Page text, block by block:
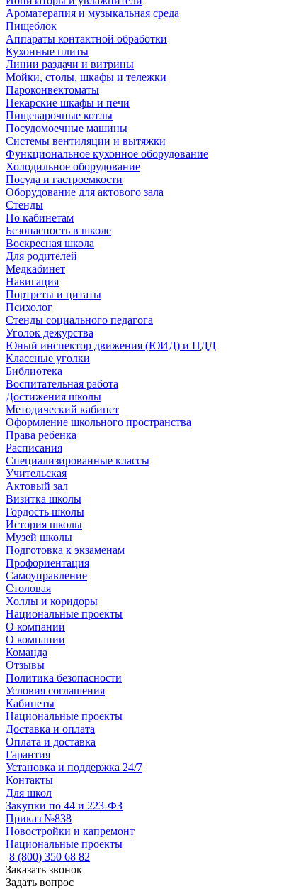
Ароматерапия и музыкальная среда
Пищеблок
Аппараты контактной обработки
Кухонные плиты
Линии раздачи и витрины
Мойки, столы, шкафы и тележки
Пароконвектоматы
Пекарские шкафы и печи
Пищеварочные котлы
Посудомоечные машины
Системы вентиляции и вытяжки
Функциональное кухонное оборудование
Холодильное оборудование
Посуда и гастроемкости
Оборудование для актового зала
Стенды
По кабинетам
Безопасность в школе
Воскресная школа
Для родителей
Медкабинет
Навигация
Портреты и цитаты
Психолог
Стенды социального педагога
Уголок дежурства
Юный инспектор движения (ЮИД) и ПДД
Классные уголки
Библиотека
Воспитательная работа
Достижения школы
Методический кабинет
Оформление школьного пространства
Права ребенка
Расписания
Специализированные классы
Учительская
Актовый зал
Визитка школы
Гордость школы
История школы
Музей школы
Подготовка к экзаменам
Профориентация
Самоуправление
Столовая
Холлы и коридоры
Национальные проекты
О компании
О компании
Команда
Отзывы
Политика безопасности
Условия соглашения
Кабинеты
Национальные проекты
Доставка и оплата
Оплата и доставка
Гарантия
Установка и поддержка 24/7
Контакты
Для школ
Закупки по 44 и 223-ФЗ
Приказ №838
Новостройки и капремонт
Национальные проекты
8 (800) 350 68 82
Заказать звонок
Задать вопрос